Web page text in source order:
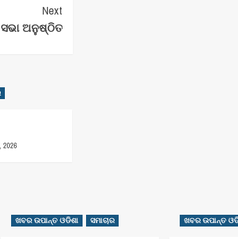
Next
ସଭା ଅନୁଷ୍ଠିତ
2026
ଖବର ଉପାନ୍ତ ଓଡିଶା ସମାଚାର ଖବର ଉପାନ୍ତ